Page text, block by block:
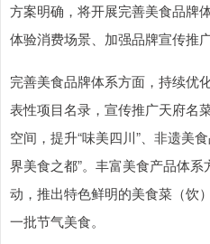
方案明确，将开展完善美食品牌
体验消费场景、加强品牌宣传推
完善美食品牌体系方面，持续优
表性项目名录，宣传推广天府名
空间，提升“味美四川”、非遗美
界美食之都”。丰富美食产品体
动，推出特色鲜明的美食菜（饮
一批节气美食。